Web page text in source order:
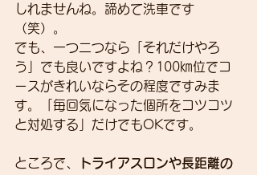
しれませんね。諦めて洗車です
（笑）。
でも、一つ二つなら「それだけやろ
う」でも良いですよね？100㎞位でコ
ースがきれいならその程度ですみま
す。「毎回気になった個所をコツコツ
と対処する」だけでもOKです。
ところで、
トライアスロンや長距離の